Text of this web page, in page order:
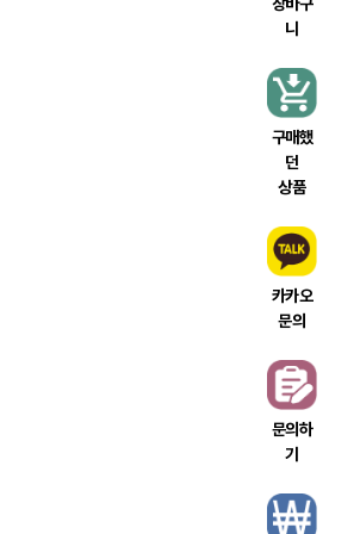
니
구매했
던
상품
카카오
문의
문의하
기